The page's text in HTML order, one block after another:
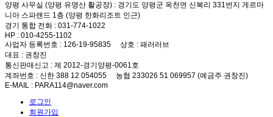
양평 사무실 (양평 유명산 활공장) : 경기도 양평군 옥천면 신복리 331번지 게르마
니아 스파랜드 1층 (양평 한화리조트 인근)
경기 통합 전화 : 031-774-1022
HP : 010-4255-1102
사업자 등록번호 : 126-19-95835 상호 : 패러러브
대표 : 권창진
통신판매신고 : 제 2012-경기양평-0061호
계좌번호 : 신한 388 12 054055 농협 233026 51 069957 (예금주 권창진)
E-MAIL : PARA114@naver.com
로그인
회원가입